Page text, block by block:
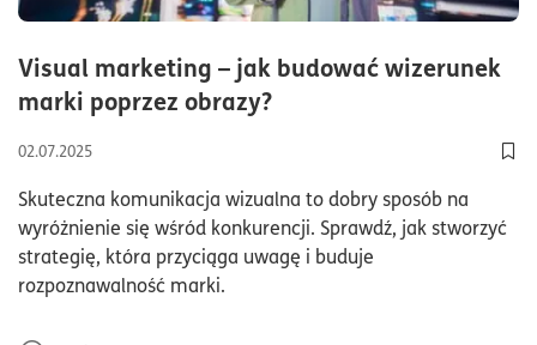
Visual marketing – jak budować wizerunek
marki poprzez obrazy?czas czytania8minuty
02.07.2025
Skuteczna komunikacja wizualna to dobry sposób na
wyróżnienie się wśród konkurencji. Sprawdź, jak stworzyć
strategię, która przyciąga uwagę i buduje
rozpoznawalność marki.